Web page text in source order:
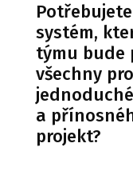
systém,
týmu bude
všechny
a
projekt?